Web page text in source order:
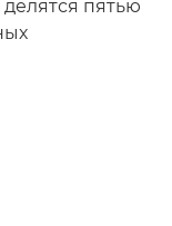
пятью